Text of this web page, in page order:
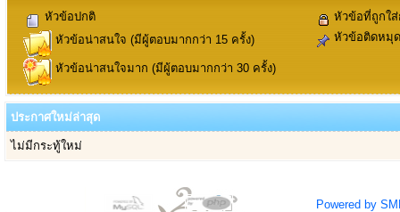
หัวข้อปกติ
หัวข้อน่าสนใจ (มีผู้ตอบมากกว่า 15 ครั้ง)
หัวข้อน่าสนใจมาก (มีผู้ตอบมากกว่า 30 ครั้ง)
หัวข้อที่ถูกใ
หัวข้อติดหมุด
ประกาศใหม่ล่าสุด
ไม่มีกระทู้ใหม่
Powered by